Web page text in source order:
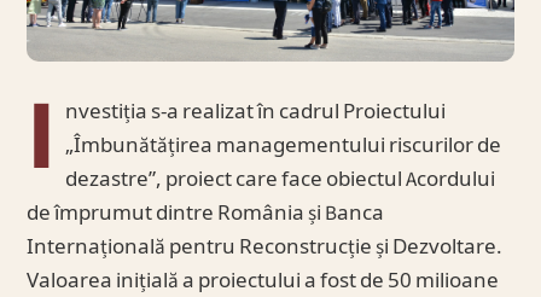
I nvestiția s-a realizat în cadrul Proiectului
„Îmbunătățirea managementului riscurilor de
dezastre”, proiect care face obiectul Acordului
de împrumut dintre România și Banca
Internațională pentru Reconstrucție și Dezvoltare.
Valoarea inițială a proiectului a fost de 50 milioane